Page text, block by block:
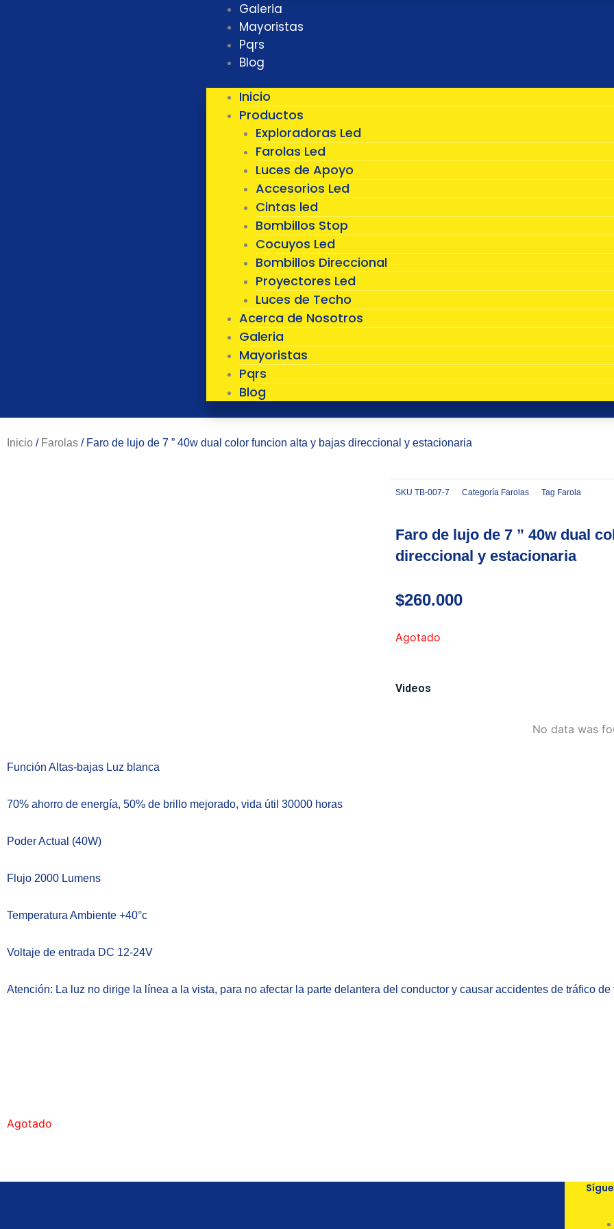
Galeria
Mayoristas
Pqrs
Blog
Inicio
Productos
Exploradoras Led
Farolas Led
Luces de Apoyo
Accesorios Led
Cintas led
Bombillos Stop
Cocuyos Led
Bombillos Direccional
Proyectores Led
Luces de Techo
Acerca de Nosotros
Galeria
Mayoristas
Pqrs
Blog
Inicio / Farolas / Faro de lujo de 7 ” 40w dual color funcion alta y bajas direccional y estacionaria
SKU TB-007-7 Categoría Farolas Tag Farola
Faro de lujo de 7 ” 40w dual
direccional y estacionaria
$260.000
Agotado
Videos
No data was
Función Altas-bajas Luz blanca
70% ahorro de energía, 50% de brillo mejorado, vida útil 30000 horas
Poder Actual (40W)
Flujo 2000 Lumens
Temperatura Ambiente +40°c
Voltaje de entrada DC 12-24V
Atención: La luz no dirige la línea a la vista, para no afectar la parte delantera del conductor y causar accidentes de tráfico
Agotado